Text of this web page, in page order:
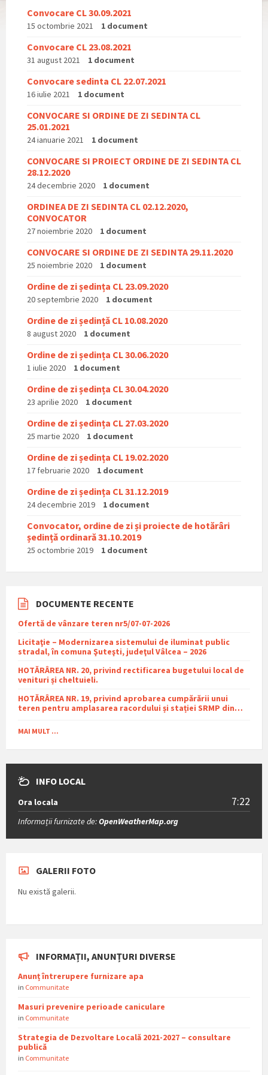
Convocare CL 30.09.2021
15 octombrie 2021 1 document
Convocare CL 23.08.2021
31 august 2021 1 document
Convocare sedinta CL 22.07.2021
16 iulie 2021 1 document
CONVOCARE SI ORDINE DE ZI SEDINTA CL
25.01.2021
24 ianuarie 2021 1 document
CONVOCARE SI PROIECT ORDINE DE ZI SEDINTA CL
28.12.2020
24 decembrie 2020 1 document
ORDINEA DE ZI SEDINTA CL 02.12.2020,
CONVOCATOR
27 noiembrie 2020 1 document
CONVOCARE SI ORDINE DE ZI SEDINTA 29.11.2020
25 noiembrie 2020 1 document
Ordine de zi ședința CL 23.09.2020
20 septembrie 2020 1 document
Ordine de zi ședință CL 10.08.2020
8 august 2020 1 document
Ordine de zi ședința CL 30.06.2020
1 iulie 2020 1 document
Ordine de zi ședința CL 30.04.2020
23 aprilie 2020 1 document
Ordine de zi ședința CL 27.03.2020
25 martie 2020 1 document
Ordine de zi ședința CL 19.02.2020
17 februarie 2020 1 document
Ordine de zi ședința CL 31.12.2019
24 decembrie 2019 1 document
Convocator, ordine de zi și proiecte de hotărâri
ședință ordinară 31.10.2019
25 octombrie 2019 1 document
DOCUMENTE RECENTE
Ofertă de vânzare teren nr5/07-07-2026
Licitaţie – Modernizarea sistemului de iluminat public
stradal, în comuna Şuteşti, judeţul Vâlcea – 2026
HOTĂRÂREA NR. 20, privind rectificarea bugetului local de
venituri și cheltuieli.
HOTĂRÂREA NR. 19, privind aprobarea cumpărării unui
teren pentru amplasarea racordului și stației SRMP din
comuna Sutești.
MAI MULT ...
INFO LOCAL
Ora locala 7:22
Informații furnizate de:OpenWeatherMap.org
GALERII FOTO
Nu există galerii.
INFORMAȚII, ANUNȚURI DIVERSE
Anunț întrerupere furnizare apa
in Communitate
Masuri prevenire perioade caniculare
in Communitate
Strategia de Dezvoltare Locală 2021-2027 – consultare
publică
in Communitate